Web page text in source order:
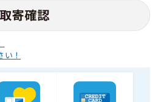
！